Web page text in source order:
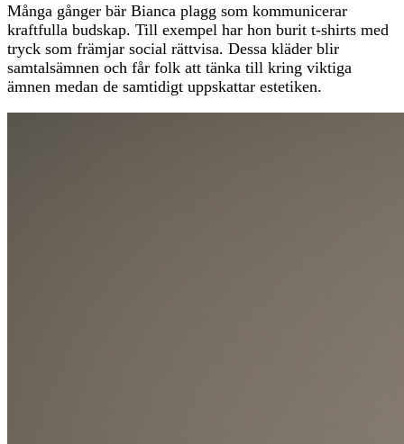
Många gånger bär Bianca plagg som kommunicerar
kraftfulla budskap. Till exempel har hon burit t-shirts med
tryck som främjar social rättvisa. Dessa kläder blir
samtalsämnen och får folk att tänka till kring viktiga
ämnen medan de samtidigt uppskattar estetiken.